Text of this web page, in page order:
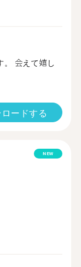
。 会えて嬉し
ードする
NEW